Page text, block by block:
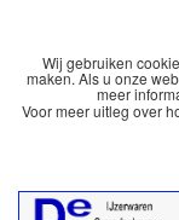
Wij gebruiken
maken. Als u onze
meer
Voor meer uitleg over